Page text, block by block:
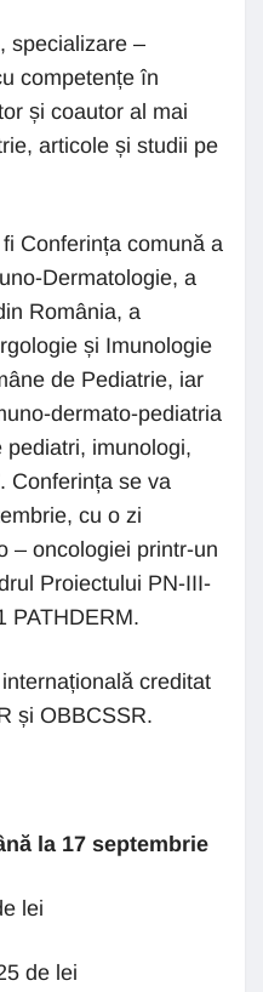
specializare –
competențe în
și coautor al mai
articole și studii pe
Conferința comună a
Dermatologie, a
România, a
și Imunologie
de Pediatrie, iar
dermato-pediatria
pediatri, imunologi,
Conferința se va
cu o zi
– oncologiei printr-un
Proiectului PN-III-
PATHDERM.
creditat
și OBBCSSR.
la 17 septembrie
lei
de lei